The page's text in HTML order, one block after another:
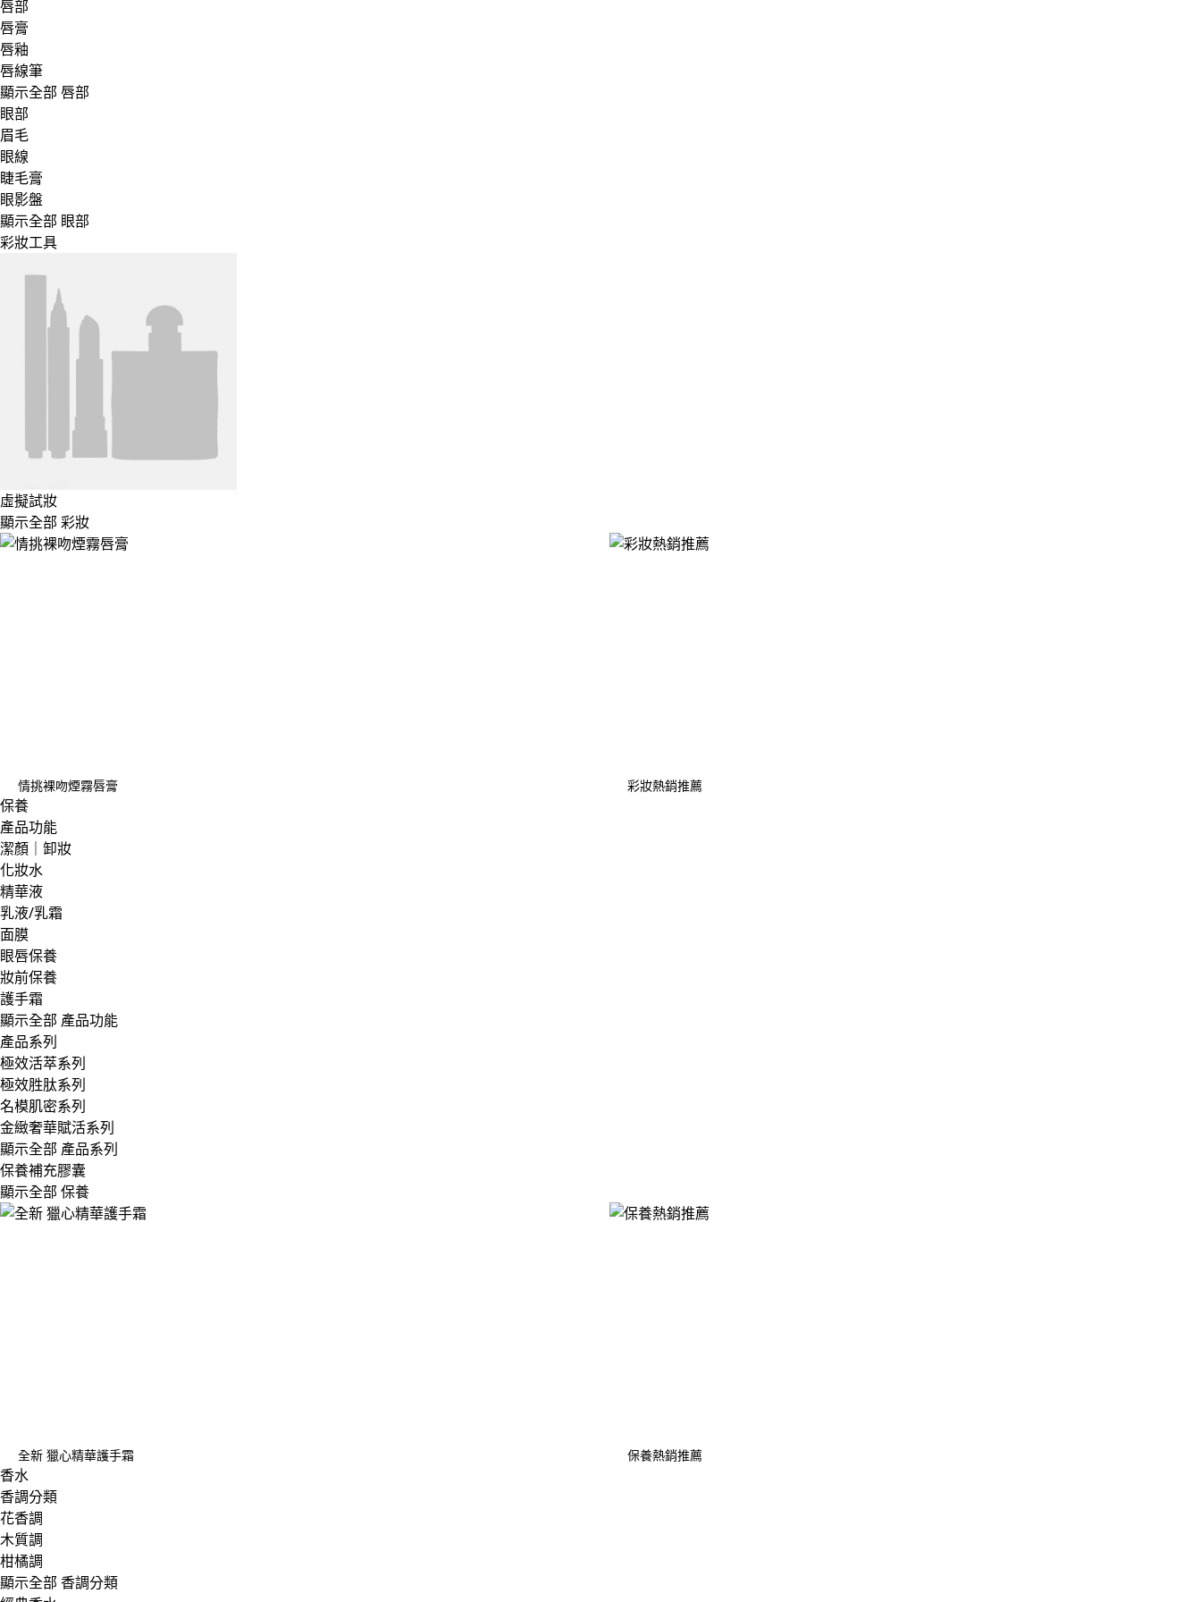
唇部
唇膏
唇釉
唇線筆
顯示全部 唇部
眼部
眉毛
眼線
睫毛膏
眼影盤
顯示全部 眼部
彩妝工具
虛擬試妝
顯示全部 彩妝
情挑裸吻煙霧唇膏 彩妝熱銷推薦
保養
產品功能
潔顏｜卸妝
化妝水
精華液
乳液/乳霜
面膜
眼唇保養
妝前保養
護手霜
顯示全部 產品功能
產品系列
極效活萃系列
極效胜肽系列
名模肌密系列
金緻奢華賦活系列
顯示全部 產品系列
保養補充膠囊
顯示全部 保養
全新 獵心精華護手霜 保養熱銷推薦
香水
香調分類
花香調
木質調
柑橘調
顯示全部 香調分類